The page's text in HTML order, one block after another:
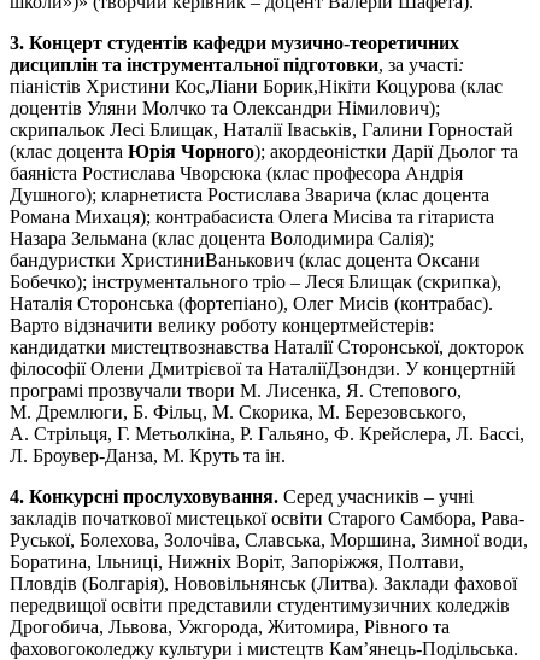
3. Концерт студентів кафедри музично-теоретичних
дисциплін та інструментальної підготовки, за участі:
піаністів Христини Кос,Ліани Борик,Нікіти Коцурова (клас
доцентів Уляни Молчко та Олександри Німилович);
скрипальок Лесі Блищак, Наталії Іваськів, Галини Горностай
(клас доцента Юрія Чорного); акордеоністки Дарії Дьолог та
баяніста Ростислава Чворсюка (клас професора Андрія
Душного); кларнетиста Ростислава Зварича (клас доцента
Романа Михаця); контрабасиста Олега Мисіва та гітариста
Назара Зельмана (клас доцента Володимира Салія);
бандуристки ХристиниВанькович (клас доцента Оксани
Бобечко); інструментального тріо – Леся Блищак (скрипка),
Наталія Сторонська (фортепіано), Олег Мисів (контрабас).
Варто відзначити велику роботу концертмейстерів:
кандидатки мистецтвознавства Наталії Сторонської, докторок
філософії Олени Дмитрієвої та НаталіїДзондзи. У концертній
програмі прозвучали твори М. Лисенка, Я. Степового,
М. Дремлюги, Б. Фільц, М. Скорика, М. Березовського,
А. Стрільця, Г. Метьолкіна, Р. Гальяно, Ф. Крейслера, Л. Бассі,
Л. Броувер-Данза, М. Круть та ін.
4. Конкурсні прослуховування. Серед учасників – учні
закладів початкової мистецької освіти Старого Самбора, Рава-
Руської, Болехова, Золочіва, Славська, Моршина, Зимної води,
Боратина, Ільниці, Нижніх Воріт, Запоріжжя, Полтави,
Пловдів (Болгарія), Нововільнянськ (Литва). Заклади фахової
передвищої освіти представили студентимузичних коледжів
Дрогобича, Львова, Ужгорода, Житомира, Рівного та
фаховогоколеджу культури і мистецтв Кам’янець-Подільська.